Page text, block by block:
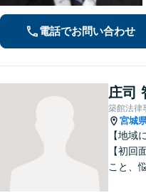
電話でお問い合わせ
庄司
築館法律
宮城
【地域
【初回
こと、